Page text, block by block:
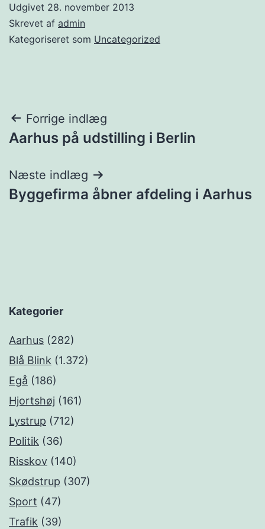
Udgivet 28. november 2013
Skrevet af admin
Kategoriseret som Uncategorized
Indlægsnavigation
Forrige indlæg
Aarhus på udstilling i Berlin
Næste indlæg
Byggefirma åbner afdeling i Aarhus
Kategorier
Aarhus (282)
Blå Blink (1.372)
Egå (186)
Hjortshøj (161)
Lystrup (712)
Politik (36)
Risskov (140)
Skødstrup (307)
Sport (47)
Trafik (39)